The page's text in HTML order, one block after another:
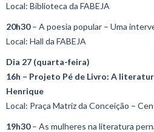
Local: Biblioteca da FABEJA
20h30– A poesia popular – Uma
Local: Hall da FABEJA
Dia 27 (quarta-feira)
16h – Projeto Pé de Livro: A
Henrique
Local: Praça Matriz da Conceição –
19h30– As mulheres na literatura